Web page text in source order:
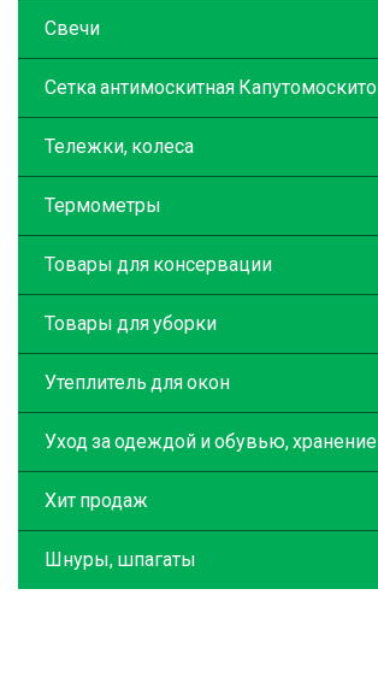
Свечи
Сетка антимоскитная Капутомоскито
Тележки, колеса
Термометры
Товары для консервации
Товары для уборки
Утеплитель для окон
Уход за одеждой и обувью, хранение
Хит продаж
Шнуры, шпагаты